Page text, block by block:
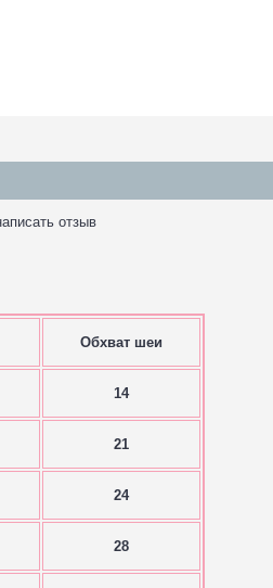
отзыв
Обхват шеи
14
21
24
28